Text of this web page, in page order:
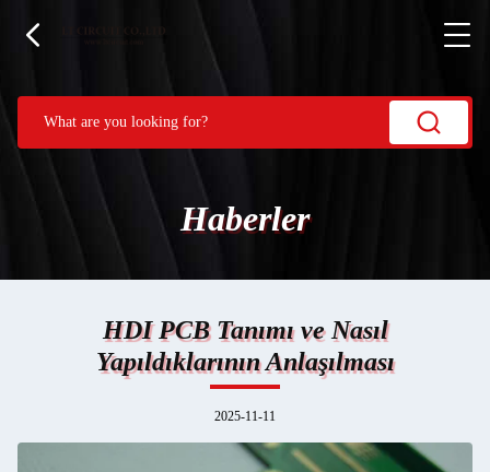
Haberler
HDI PCB Tanımı ve Nasıl
Yapıldıklarının Anlaşılması
2025-11-11